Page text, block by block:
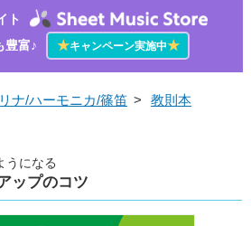
ト
豊富♪
★キャンペーン実施中★
ナ/ハーモニカ/篠笛 > 教則本
うになる
ップのコツ